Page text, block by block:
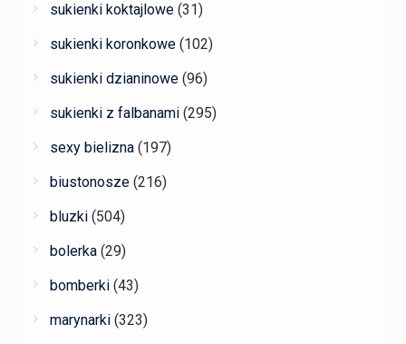
sukienki koktajlowe (31)
sukienki koronkowe (102)
sukienki dzianinowe (96)
sukienki z falbanami (295)
sexy bielizna (197)
biustonosze (216)
bluzki (504)
bolerka (29)
bomberki (43)
marynarki (323)